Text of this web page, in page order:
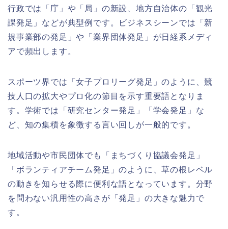
行政では「庁」や「局」の新設、地方自治体の「観光
課発足」などが典型例です。ビジネスシーンでは「新
規事業部の発足」や「業界団体発足」が日経系メディ
アで頻出します。
スポーツ界では「女子プロリーグ発足」のように、競
技人口の拡大やプロ化の節目を示す重要語となりま
す。学術では「研究センター発足」「学会発足」な
ど、知の集積を象徴する言い回しが一般的です。
地域活動や市民団体でも「まちづくり協議会発足」
「ボランティアチーム発足」のように、草の根レベル
の動きを知らせる際に便利な語となっています。分野
を問わない汎用性の高さが「発足」の大きな魅力で
す。